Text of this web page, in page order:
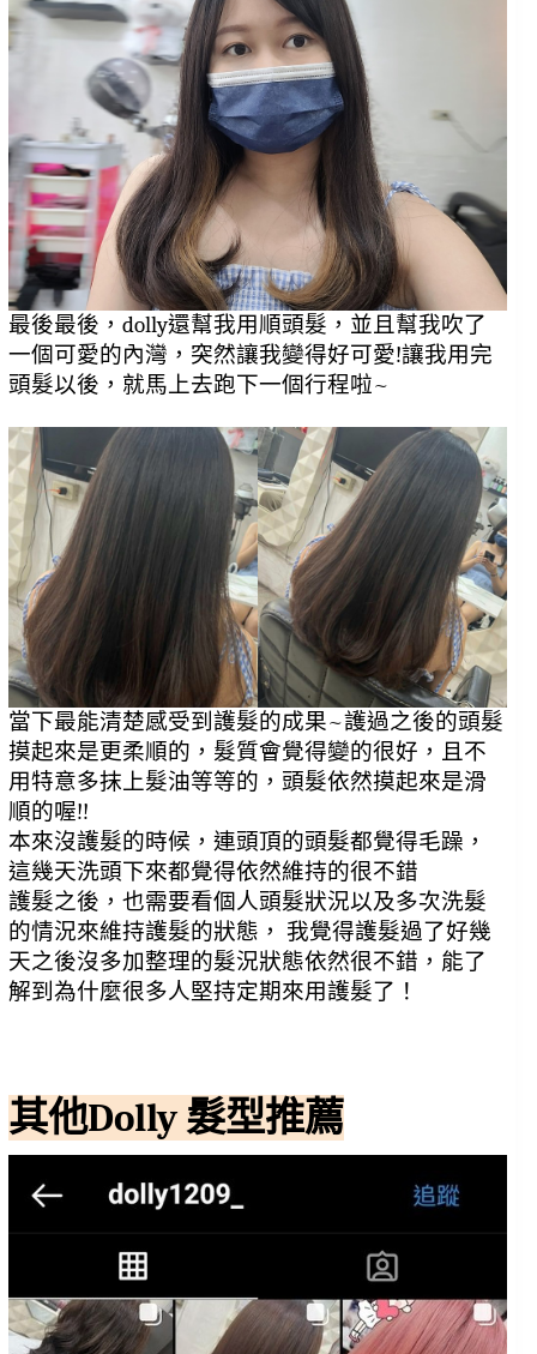
最後最後，dolly還幫我用順頭髮，並且幫我吹了
一個可愛的內灣，突然讓我變得好可愛!讓我用完
頭髮以後，就馬上去跑下一個行程啦~
當下最能清楚感受到護髮的成果~護過之後的頭髮
摸起來是更柔順的，髮質會覺得變的很好，且不
用特意多抹上髮油等等的，頭髮依然摸起來是滑
順的喔!!
本來沒護髮的時候，連頭頂的頭髮都覺得毛躁，
這幾天洗頭下來都覺得依然維持的很不錯
護髮之後，也需要看個人頭髮狀況以及多次洗髮
的情況來維持護髮的狀態， 我覺得護髮過了好幾
天之後沒多加整理的髮況狀態依然很不錯，能了
解到為什麼很多人堅持定期來用護髮了！
其他Dolly 髮型推薦